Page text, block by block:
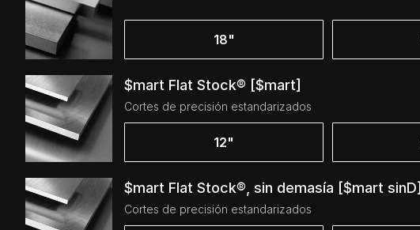
18"
$mart Flat Stock® [$mart]
Cortes de precisión estandarizados
12"
$mart Flat Stock®, sin demasía [$mart sinD]
Cortes de precisión estandarizados